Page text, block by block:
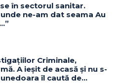
în sectorul sanitar.
ne-am dat seama Au
Criminale,
A ieșit de acasă și nu s-
îl caută de...